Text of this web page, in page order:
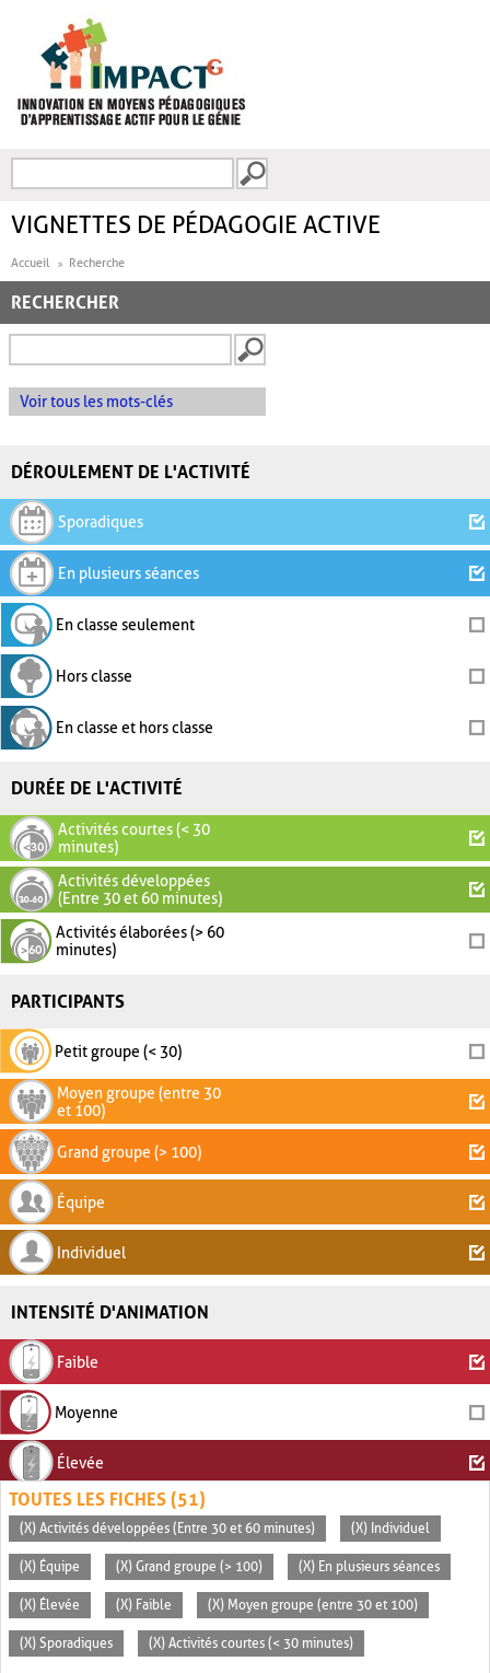
FORMULAIRE DE
VIGNETTES DE PÉDAGOGIE ACTIVE
Accueil Recherche
RECHERCHER
Voir tous les mots-clés
DÉROULEMENT DE L'ACTIVITÉ
Sporadiques
En plusieurs séances
En classe seulement
Hors classe
En classe et hors classe
DURÉE DE L'ACTIVITÉ
Activités courtes (< 30
minutes)
Activités développées
(Entre 30 et 60 minutes)
Activités élaborées (> 60
minutes)
PARTICIPANTS
Petit groupe (< 30)
Moyen groupe (entre 30
et 100)
Grand groupe (> 100)
Équipe
Individuel
INTENSITÉ D'ANIMATION
Faible
Moyenne
Élevée
TOUTES LES FICHES (51)
(X) Activités développées (Entre 30 et 60 minutes) (X) Individuel
(X) Équipe (X) Grand groupe (> 100) (X) En plusieurs séances
(X) Élevée (X) Faible (X) Moyen groupe (entre 30 et 100)
(X) Sporadiques (X) Activités courtes (< 30 minutes)